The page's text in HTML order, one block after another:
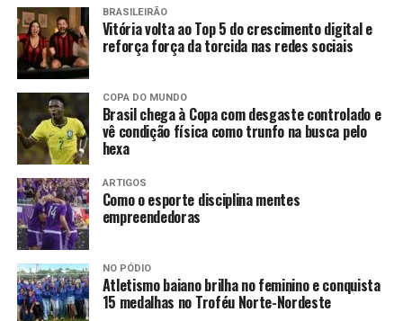
BRASILEIRÃO
Vitória volta ao Top 5 do crescimento digital e
reforça força da torcida nas redes sociais
COPA DO MUNDO
Brasil chega à Copa com desgaste controlado e
vê condição física como trunfo na busca pelo
hexa
ARTIGOS
Como o esporte disciplina mentes
empreendedoras
NO PÓDIO
Atletismo baiano brilha no feminino e conquista
15 medalhas no Troféu Norte-Nordeste